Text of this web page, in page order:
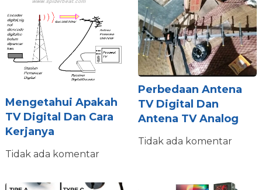
Mengetahui Apakah
TV Digital Dan Cara
Kerjanya
Tidak ada komentar
Perbedaan Antena
TV Digital Dan
Antena TV Analog
Tidak ada komentar